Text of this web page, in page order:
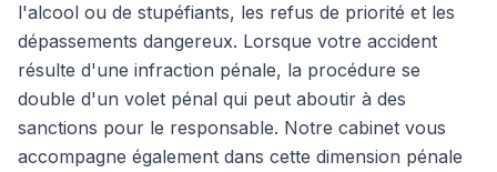
l'alcool ou de stupéfiants, les refus de priorité et les
dépassements dangereux. Lorsque votre accident
résulte d'une infraction pénale, la procédure se
double d'un volet pénal qui peut aboutir à des
sanctions pour le responsable. Notre cabinet vous
accompagne également dans cette dimension pénale